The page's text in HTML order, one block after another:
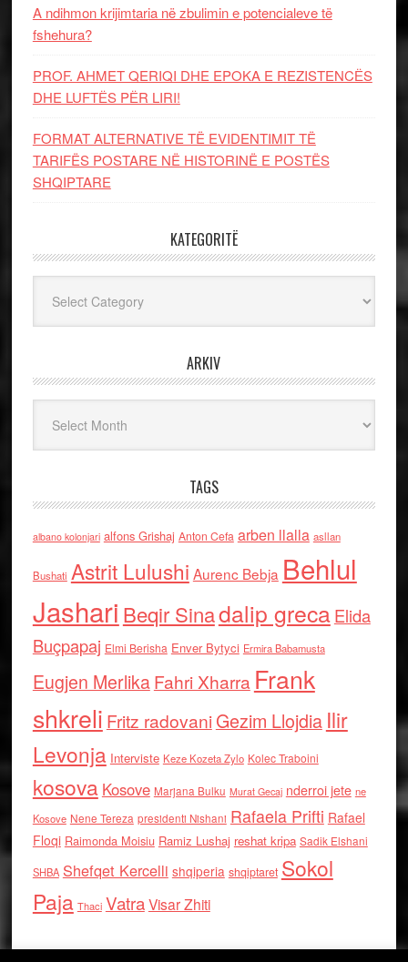
A ndihmon krijimtaria në zbulimin e potencialeve të
fshehura?
PROF. AHMET QERIQI DHE EPOKA E REZISTENCЁS
DHE LUFTЁS PЁR LIRI!
FORMAT ALTERNATIVE TË EVIDENTIMIT TË
TARIFËS POSTARE NË HISTORINË E POSTËS
SHQIPTARE
KATEGORITË
ARKIV
TAGS
albano kolonjari alfons Grishaj Anton Cefa arben llalla asllan
Bushati Astrit Lulushi Aurenc Bebja Behlul
Jashari Beqir Sinadalip grecaElida
Buçpapaj Elmi Berisha Enver Bytyci Ermira Babamusta
Eugjen MerlikaFahri Xharra Frank
shkreli Fritz radovaniGezim Llojdia Ilir
Levonja Interviste Keze Kozeta Zylo Kolec Traboini
kosova Kosove Marjana Bulku Murat Gecaj nderroi jete ne
Kosove Nene Tereza presidenti Nishani Rafaela Prifti Rafael
Floqi Raimonda Moisiu Ramiz Lushaj reshat kripa Sadik Elshani
SHBA Shefqet Kercelli shqiperia shqiptaret Sokol
Paja Thaci VatraVisar Zhiti